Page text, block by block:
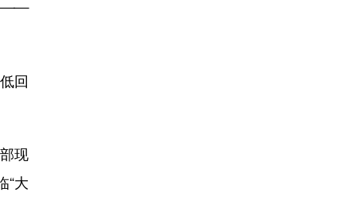
——
回
现
“大